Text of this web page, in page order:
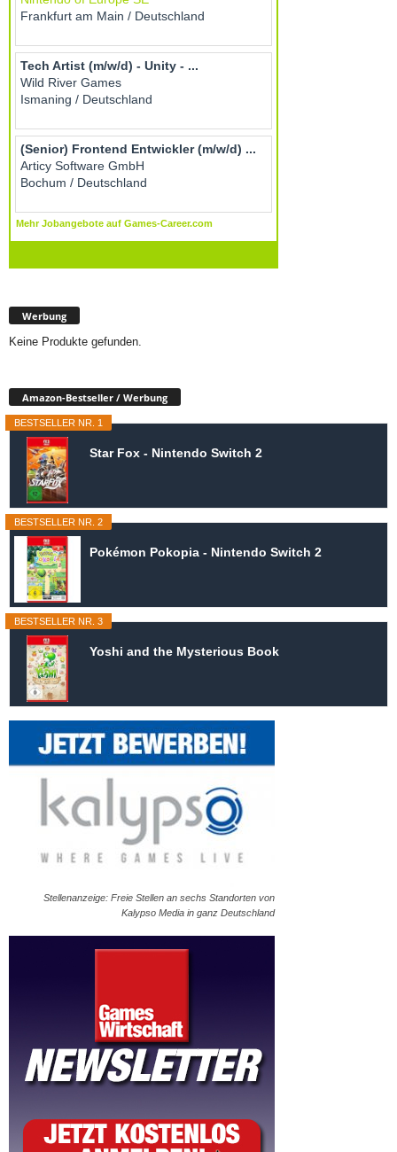
Werbung
Keine Produkte gefunden.
Amazon-Bestseller / Werbung
BESTSELLER NR. 1
Star Fox - Nintendo Switch 2
BESTSELLER NR. 2
Pokémon Pokopia - Nintendo Switch 2
BESTSELLER NR. 3
Yoshi and the Mysterious Book
Stellenanzeige: Freie Stellen an sechs Standorten von
Kalypso Media in ganz Deutschland